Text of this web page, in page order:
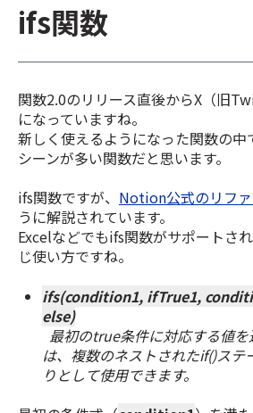
ifs関数
関数2.0のリリース直後からX（旧
になっていますね。
新しく使えるようになった関数の中
シーンが多い関数だと思います。
ifs関数ですが、 Notion公式のリフ
うに解説されています。
Excelなどでもifs関数がサポートさ
じ使い方ですね。
ifs(condition1, ifTrue1,
else)
最初のtrue条件に対応する値を
は、複数のネストされたif()ステ
りとして使用できます。